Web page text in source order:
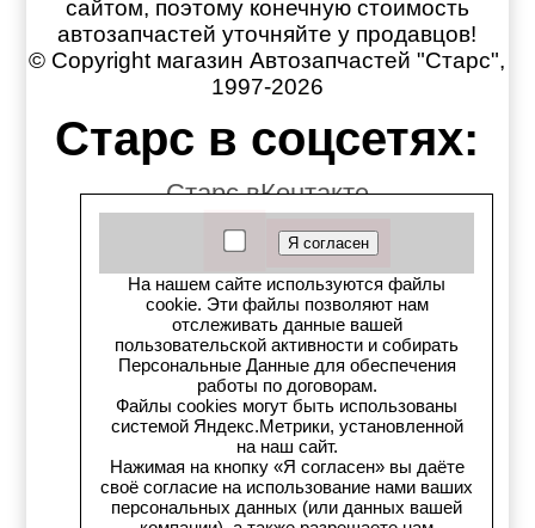
сайтом, поэтому конечную стоимость
автозапчастей уточняйте у продавцов!
© Copyright магазин Автозапчастей "Старс",
1997-2026
Старс в соцсетях:
Старс вКонтакте
Старс в YouTube
Телеграм-канал
Старс на Drom.ru
Старс в auto.ru
Старс в картах Яндекс
Старс в картах 2ГИС
На нашем сайте используются файлы
cookie. Эти файлы позволяют нам
отслеживать данные вашей
пользовательской активности и собирать
Персональные Данные для обеспечения
работы по договорам.
Файлы cookies могут быть использованы
системой Яндекс.Метрики, установленной
на наш сайт.
Нажимая на кнопку «Я согласен» вы даёте
своё согласие на использование нами ваших
персональных данных (или данных вашей